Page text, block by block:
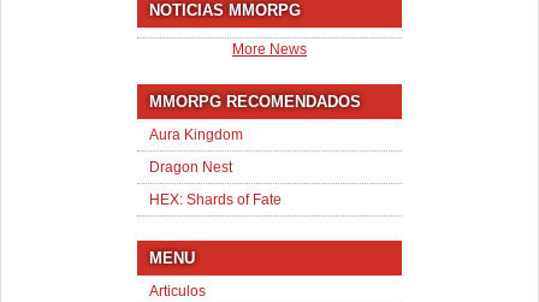
NOTICIAS MMORPG
More News
MMORPG RECOMENDADOS
Aura Kingdom
Dragon Nest
HEX: Shards of Fate
MENU
Articulos